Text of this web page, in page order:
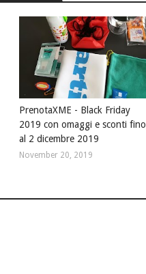
PrenotaXME - Black Friday
2019 con omaggi e sconti fino
al 2 dicembre 2019
November 20, 2019